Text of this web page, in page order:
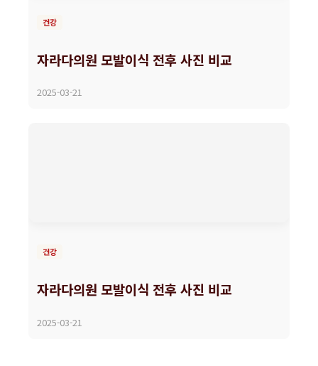
건강
자라다의원 모발이식 전후 사진 비교
2025-03-21
건강
자라다의원 모발이식 전후 사진 비교
2025-03-21